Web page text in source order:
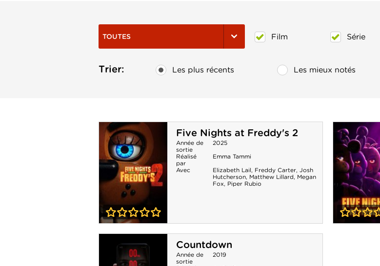
TOUTES Film Série
Trier: Les plus récents Les mieux notés
Five Nights at Freddy's 2
Five Nights at
Freddy's 2
Année de
sortie
2025
Réalisé
par
Emma Tammi
Avec
Elizabeth Lail, Freddy Carter, Josh
Hutcherson, Matthew Lillard, Megan
Fox, Piper Rubio
Countdown
Année de
sortie
2019